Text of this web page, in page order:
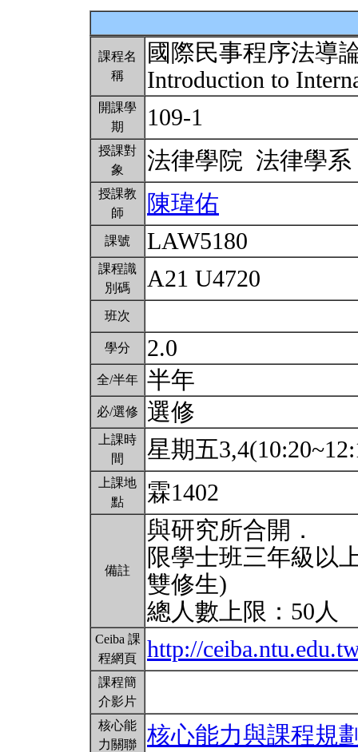
課程名
稱
國際民事程序法導
Introduction to
開課學
期
109-1
授課對
象
法律學院 法律學
授課教
師
陳瑋佑
課號 LAW5180
課程識
別碼
A21 U4720
班次
學分 2.0
全/半年 半年
必/選修 選修
上課時
間
星期五
上課地
點
霖1402
備註
與研究所合開．
限學士班三年級以
雙修生)
總人數上限：50人
Ceiba 課
程網頁
http://
課程簡
介影片
核心能
力關聯
核心能力與課程規